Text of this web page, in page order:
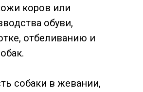
коров или
обуви,
отбеливанию и
собаки в жевании,